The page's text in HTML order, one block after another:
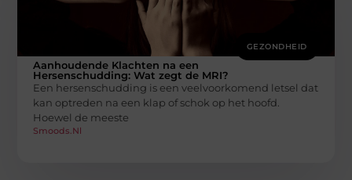
GEZONDHEID
Aanhoudende Klachten na een
Hersenschudding: Wat zegt de MRI?
Een hersenschudding is een veelvoorkomend letsel dat
kan optreden na een klap of schok op het hoofd.
Hoewel de meeste
Smoods.nl